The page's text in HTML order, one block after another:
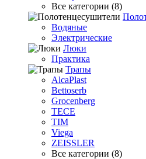
Все категории (8)
Водяные
Электрические
Люки
Практика
Трапы
AlcaPlast
Bettoserb
Grocenberg
TECE
TIM
Viega
ZEISSLER
Все категории (8)